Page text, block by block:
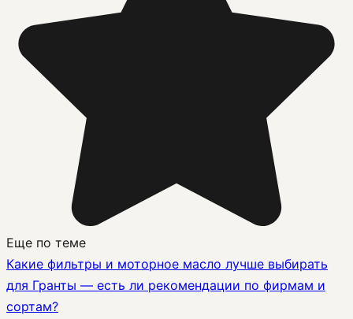
Еще по теме
Какие фильтры и моторное масло лучше выбирать
для Гранты — есть ли рекомендации по фирмам и
сортам?